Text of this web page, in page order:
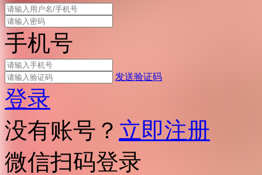
手机号
发送验证码
登录
没有账号？ 立即注册
微信扫码登录